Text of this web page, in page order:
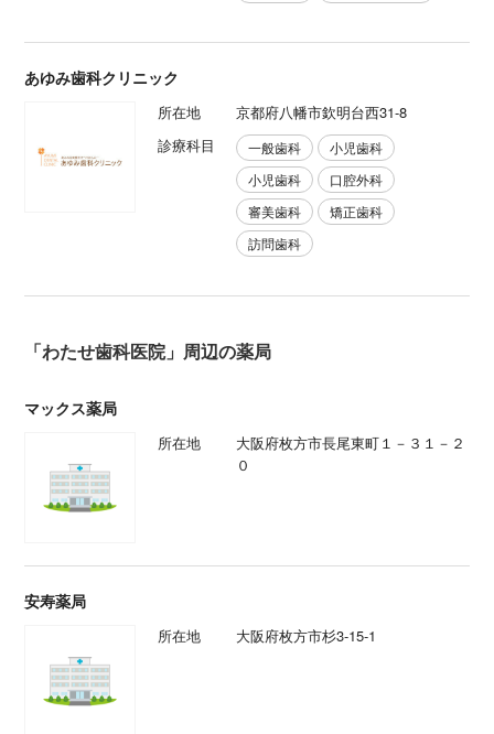
あゆみ歯科クリニック
所在地
京都府八幡市欽明台西31-8
診療科目
一般歯科
小児歯科
小児歯科
口腔外科
審美歯科
矯正歯科
訪問歯科
「わたせ歯科医院」周辺の薬局
マックス薬局
所在地
大阪府枚方市長尾東町１－３１－２
０
安寿薬局
所在地 大阪府枚方市杉3-15-1